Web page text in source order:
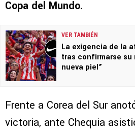
Copa del Mundo.
VER TAMBIÉN
La exigencia de la
tras confirmarse su
nueva piel”
Frente a Corea del Sur
victoria, ante Chequia